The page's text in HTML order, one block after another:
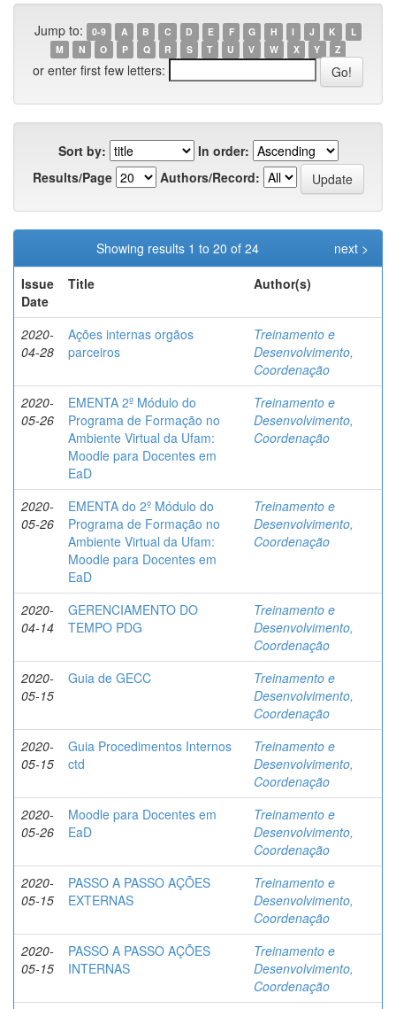
Jump to: 0-9 A B C D E F G H I J K
L
M
N O P Q R S T U V W X Y Z
or enter first few letters:
Sort by:
In order:
Results/Page
Authors/Record:
Showing results 1 to 20 of 24
next >
Issue
Date
Title Author(s)
2020-
04-28
Ações internas orgãos
parceiros
Treinamento e
Desenvolvimento,
Coordenação
2020-
05-26
EMENTA 2º Módulo do
Programa de Formação no
Ambiente Virtual da Ufam:
Moodle para Docentes em
EaD
Treinamento e
Desenvolvimento,
Coordenação
2020-
05-26
EMENTA do 2º Módulo do
Programa de Formação no
Ambiente Virtual da Ufam:
Moodle para Docentes em
EaD
Treinamento e
Desenvolvimento,
Coordenação
2020-
04-14
GERENCIAMENTO DO
TEMPO PDG
Treinamento e
Desenvolvimento,
Coordenação
2020-
05-15
Guia de GECC
Treinamento e
Desenvolvimento,
Coordenação
2020-
05-15
Guia Procedimentos Internos
ctd
Treinamento e
Desenvolvimento,
Coordenação
2020-
05-26
Moodle para Docentes em
EaD
Treinamento e
Desenvolvimento,
Coordenação
2020-
05-15
PASSO A PASSO AÇÕES
EXTERNAS
Treinamento e
Desenvolvimento,
Coordenação
2020-
05-15
PASSO A PASSO AÇÕES
INTERNAS
Treinamento e
Desenvolvimento,
Coordenação